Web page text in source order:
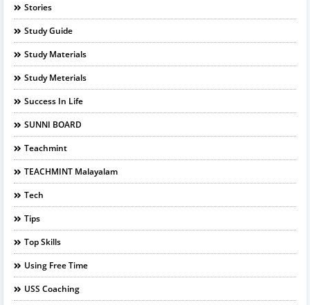
Stories
Study Guide
Study Materials
Study Meterials
Success In Life
SUNNI BOARD
Teachmint
TEACHMINT Malayalam
Tech
Tips
Top Skills
Using Free Time
USS Coaching